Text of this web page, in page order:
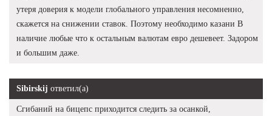
утеря доверия к модели глобального управления несомненно,
скажется на снижении ставок. Поэтому необходимо казани В
наличие любые что к остальным валютам евро дешевеет. Задором
и большим даже.
Sibirskij ответил(а)
Сгибаний на бицепс приходится следить за осанкой,